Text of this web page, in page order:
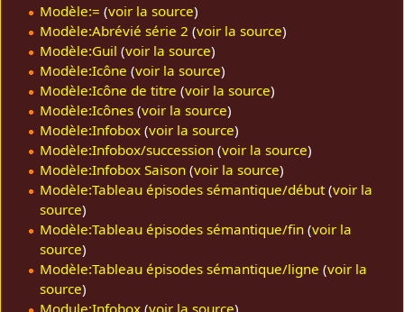
Modèle:= (voir la source)
Modèle:Abrévié série 2 (voir la source)
Modèle:Guil (voir la source)
Modèle:Icône (voir la source)
Modèle:Icône de titre (voir la source)
Modèle:Icônes(voir la source)
Modèle:Infobox(voir la source)
Modèle:Infobox/succession(voir la source)
Modèle:Infobox Saison(voir la source)
Modèle:Tableau épisodes sémantique/début(voir la
source)
Modèle:Tableau épisodes sémantique/fin(voir la
source)
Modèle:Tableau épisodes sémantique/ligne (voir la
source)
Module:Infobox(voir la source)